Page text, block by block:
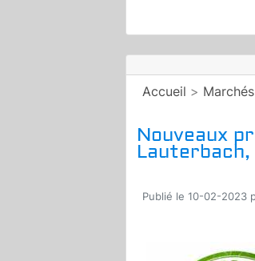
Accueil > Marchés
Nouveaux
Lauterbach,
Publié le 10-02-2023